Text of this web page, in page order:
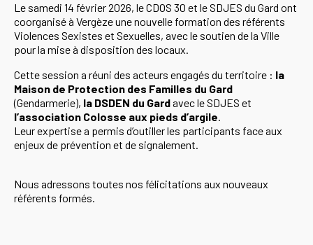
Le samedi 14 février 2026, le CDOS 30 et le SDJES du Gard ont
coorganisé à Vergèze une nouvelle formation des référents
Violences Sexistes et Sexuelles, avec le soutien de la Ville
pour la mise à disposition des locaux.
Cette session a réuni des acteurs engagés du territoire : la
Maison de Protection des Familles du Gard
(Gendarmerie), la DSDEN du Gardavec le SDJES et
l’association Colosse aux pieds d’argile.
Leur expertise a permis d’outiller les participants face aux
enjeux de prévention et de signalement.
Nous adressons toutes nos félicitations aux nouveaux
référents formés.